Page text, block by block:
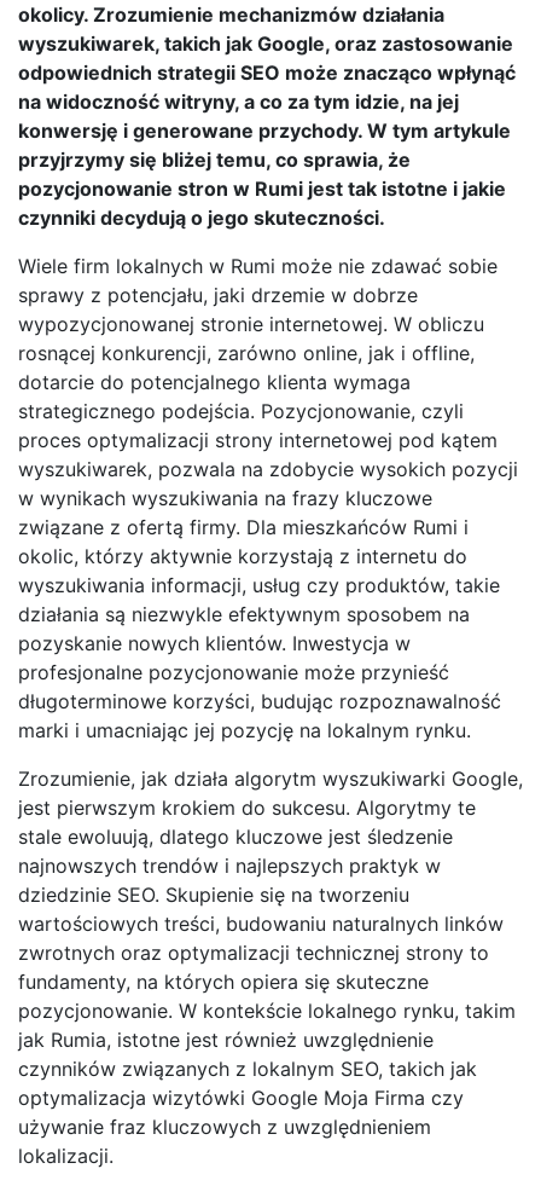
okolicy. Zrozumienie mechanizmów działania
wyszukiwarek, takich jak Google, oraz zastosowanie
odpowiednich strategii SEO może znacząco wpłynąć
na widoczność witryny, a co za tym idzie, na jej
konwersję i generowane przychody. W tym artykule
przyjrzymy się bliżej temu, co sprawia, że
pozycjonowanie stron w Rumi jest tak istotne i jakie
czynniki decydują o jego skuteczności.
Wiele firm lokalnych w Rumi może nie zdawać sobie
sprawy z potencjału, jaki drzemie w dobrze
wypozycjonowanej stronie internetowej. W obliczu
rosnącej konkurencji, zarówno online, jak i offline,
dotarcie do potencjalnego klienta wymaga
strategicznego podejścia. Pozycjonowanie, czyli
proces optymalizacji strony internetowej pod kątem
wyszukiwarek, pozwala na zdobycie wysokich pozycji
w wynikach wyszukiwania na frazy kluczowe
związane z ofertą firmy. Dla mieszkańców Rumi i
okolic, którzy aktywnie korzystają z internetu do
wyszukiwania informacji, usług czy produktów, takie
działania są niezwykle efektywnym sposobem na
pozyskanie nowych klientów. Inwestycja w
profesjonalne pozycjonowanie może przynieść
długoterminowe korzyści, budując rozpoznawalność
marki i umacniając jej pozycję na lokalnym rynku.
Zrozumienie, jak działa algorytm wyszukiwarki Google,
jest pierwszym krokiem do sukcesu. Algorytmy te
stale ewoluują, dlatego kluczowe jest śledzenie
najnowszych trendów i najlepszych praktyk w
dziedzinie SEO. Skupienie się na tworzeniu
wartościowych treści, budowaniu naturalnych linków
zwrotnych oraz optymalizacji technicznej strony to
fundamenty, na których opiera się skuteczne
pozycjonowanie. W kontekście lokalnego rynku, takim
jak Rumia, istotne jest również uwzględnienie
czynników związanych z lokalnym SEO, takich jak
optymalizacja wizytówki Google Moja Firma czy
używanie fraz kluczowych z uwzględnieniem
lokalizacji.